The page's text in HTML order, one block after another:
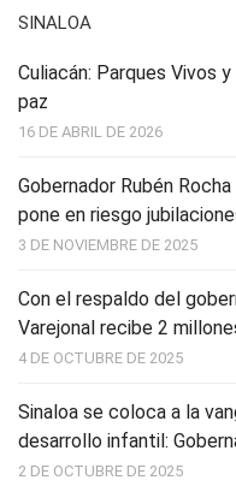
SINALOA
Culiacán: Parques Vivos
paz
16 DE ABRIL DE 2026
Gobernador Rubén
pone en riesgo
3 DE NOVIEMBRE DE 2025
Con el respaldo del
Varejonal recibe 2
4 DE OCTUBRE DE 2025
Sinaloa se coloca a la
desarrollo infantil:
2 DE OCTUBRE DE 2025